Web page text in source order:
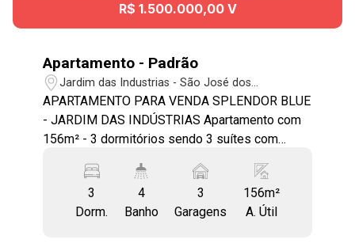
R$ 1.500.000,00 V
Apartamento - Padrão
Jardim das Industrias - São José dos
Campos/SP
APARTAMENTO PARA VENDA SPLENDOR BLUE
- JARDIM DAS INDÚSTRIAS Apartamento com
156m² - 3 dormitórios sendo 3 suítes com
suíte principal - Lavabo - Sala para 2 ambientes,
piso porcelanato e trabalho em gesso - Varanda
gourmet com fechamento de vidro e cortina
3
Dorm.
4
Banho
3
Garagens
156m²
A. Útil